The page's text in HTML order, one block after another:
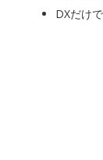
DXだけ